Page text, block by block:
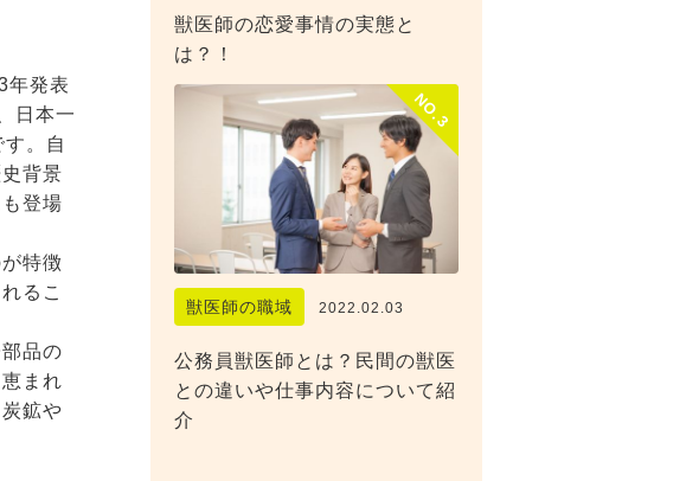
年発表
日本一
。自
背景
登場
特徴
るこ
品の
まれ
鉱や
獣医師の恋愛事情の実態と
は？！
NO.3
獣医師の職域 2022.02.03
公務員獣医師とは？民間の獣医
との違いや仕事内容について紹
介